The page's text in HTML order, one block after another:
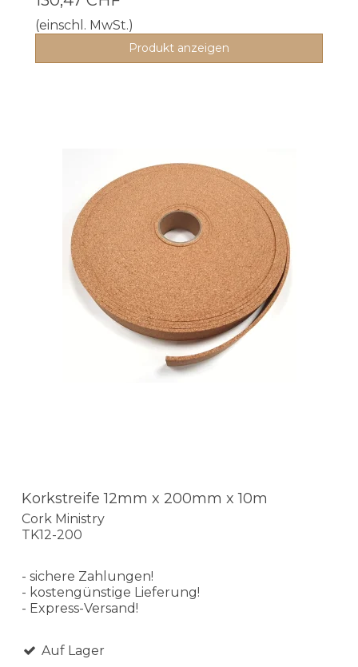
(einschl. MwSt.)
Produkt anzeigen
Korkstreife 12mm x 200mm x 10m
Cork Ministry
TK12-200
- sichere Zahlungen!
- kostengünstige Lieferung!
- Express-Versand!
Auf Lager